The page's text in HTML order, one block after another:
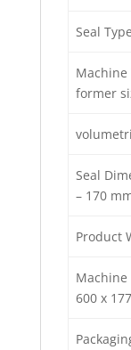
Seal
former
Seal
– 170
Product
Machine
600 x